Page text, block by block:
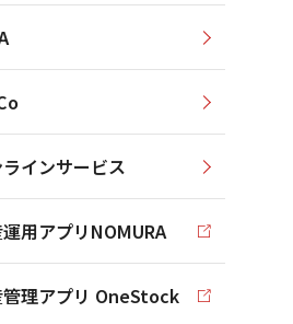
インサービス
用アプリNOMURA
管理アプリ OneStock